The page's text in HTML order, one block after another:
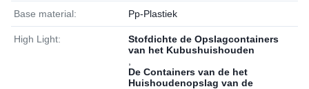
Base material: Pp-Plastiek
High Light:
Stofdichte de Opslagcontainers
van het Kubushuishouden
De Containers van de het
Huishoudenopslag van de